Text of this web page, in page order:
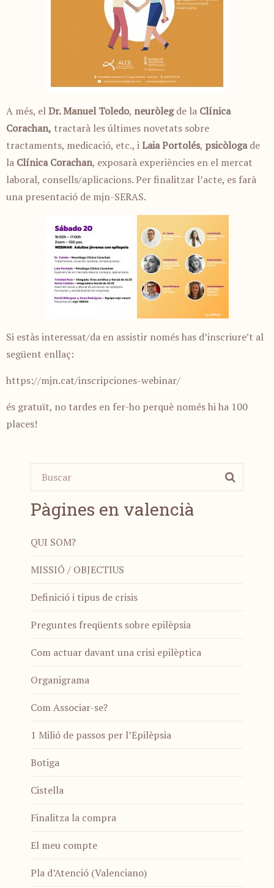
A més, elDr. Manuel Toledo, neuròlegde la Clínica
Corachan, tractarà les últimes novetats sobre
tractaments, medicació, etc., iLaia Portolés, psicòlogade
la Clínica Corachan, exposarà experiències en el mercat
laboral, consells/aplicacions. Per finalitzar l’acte, es farà
una presentació de mjn-SERAS.
Si estàs interessat/da en assistir només has d’inscriure’t al
següent enllaç:
https://mjn.cat/inscripciones-webinar/
és gratuït, no tardes en fer-ho perquè només hi ha 100
places!
Pàgines en valencià
QUI SOM?
MISSIÓ / OBJECTIUS
Definició i tipus de crisis
Preguntes freqüents sobre epilèpsia
Com actuar davant una crisi epilèptica
Organigrama
Com Associar-se?
1 Milió de passos per l’Epilèpsia
Botiga
Cistella
Finalitza la compra
El meu compte
Pla d’Atenció (Valenciano)